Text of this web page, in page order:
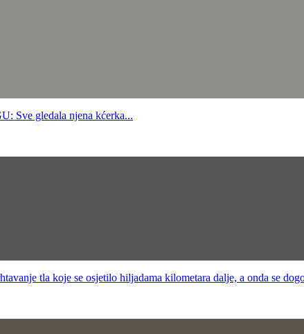
Sve gledala njena kćerka...
tla koje se osjetilo hiljadama kilometara dalje, a onda se